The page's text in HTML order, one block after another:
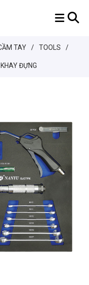
TAY / TOOLS /
ĐỰNG